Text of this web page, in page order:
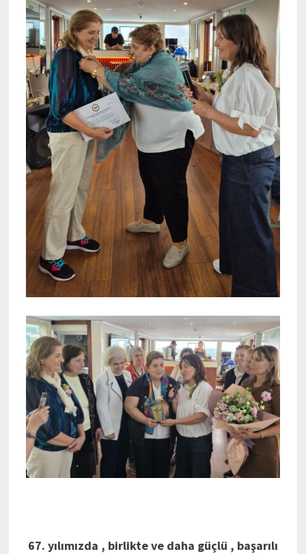
67. yılımızda , birlikte ve daha güçlü , başarılı